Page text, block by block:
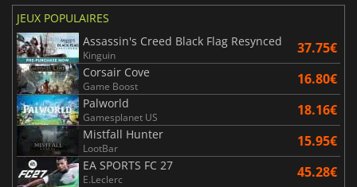
JEUX POPULAIRES
Assassin's Creed Black Flag Resynced
Kinguin 37.75€
Corsair Cove
Game Boost 16.80€
Palworld
Gamesplanet US 18.16€
Mistfall Hunter
LootBar 15.95€
EA SPORTS FC 27
E.Leclerc 45.28€